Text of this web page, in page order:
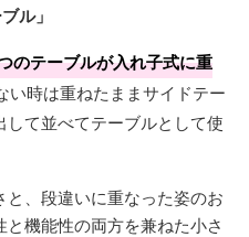
ル」
のテーブルが入れ子式に重
い時は重ねたままサイドテー
て並べてテーブルとして使
、段違いに重なった姿のお
機能性の両方を兼ねた小さ